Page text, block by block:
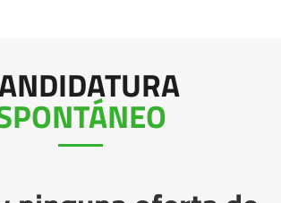
el folleto
Italiano